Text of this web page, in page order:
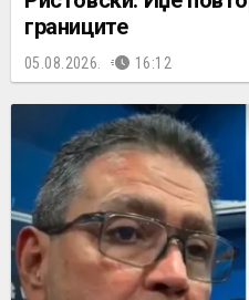
границите
05.08.2026. 16:12